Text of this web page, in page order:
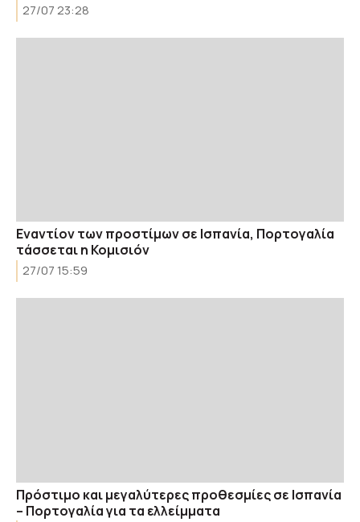
27/07 23:28
Εναντίον των προστίμων σε Ισπανία, Πορτογαλία
τάσσεται η Κομισιόν
27/07 15:59
Πρόστιμο και μεγαλύτερες προθεσμίες σε Ισπανία
– Πορτογαλία για τα ελλείμματα